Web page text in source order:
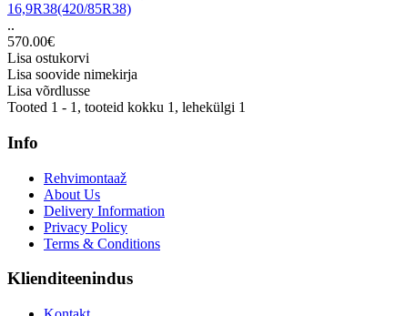
16,9R38(420/85R38)
..
570.00€
Lisa ostukorvi
Lisa soovide nimekirja
Lisa võrdlusse
Tooted 1 - 1, tooteid kokku 1, lehekülgi 1
Info
Rehvimontaaž
About Us
Delivery Information
Privacy Policy
Terms & Conditions
Klienditeenindus